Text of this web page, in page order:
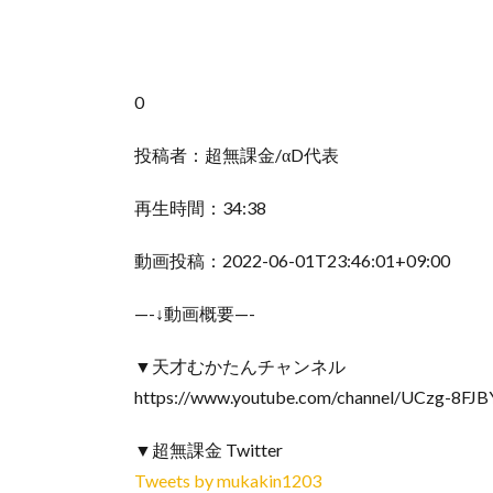
0
投稿者：超無課金/αD代表
再生時間：34:38
動画投稿：2022-06-01T23:46:01+09:00
—-↓動画概要—-
▼天才むかたんチャンネル
https://www.youtube.com/channel/UCzg-
▼超無課金 Twitter
Tweets by mukakin1203